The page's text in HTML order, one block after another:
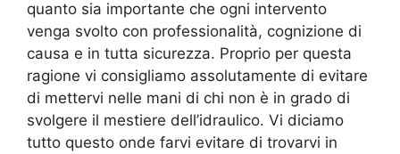
quanto sia importante che ogni intervento
venga svolto con professionalità, cognizione di
causa e in tutta sicurezza. Proprio per questa
ragione vi consigliamo assolutamente di evitare
di mettervi nelle mani di chi non è in grado di
svolgere il mestiere dell’idraulico. Vi diciamo
tutto questo onde farvi evitare di trovarvi in